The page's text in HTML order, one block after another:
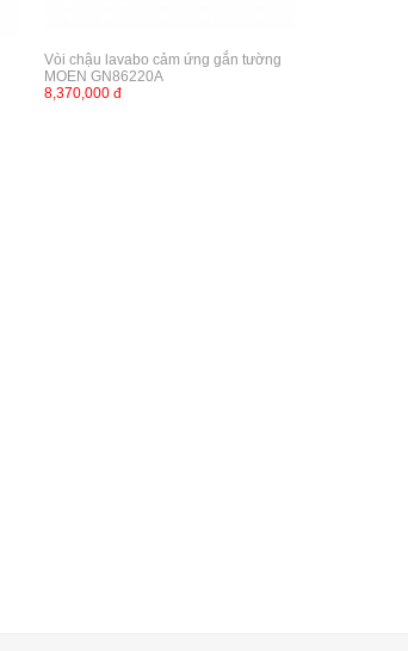
Vòi chậu lavabo cảm ứng gắn tường
MOEN GN86220А
8,370,000 đ